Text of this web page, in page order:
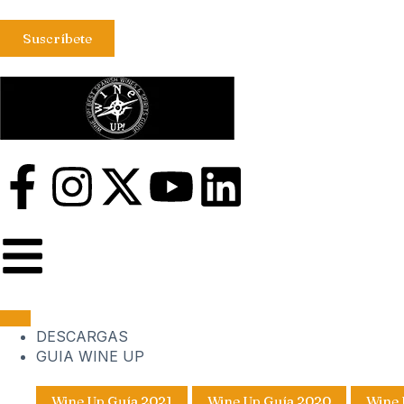
Suscríbete
DESCARGAS
GUIA WINE UP